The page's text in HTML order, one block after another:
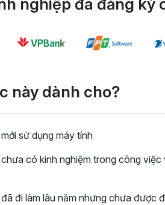
nghiệp đã đăng ký
này dành cho?
sử dụng máy tính
có kinh nghiệm trong công việc
đi làm lâu năm nhưng chưa được